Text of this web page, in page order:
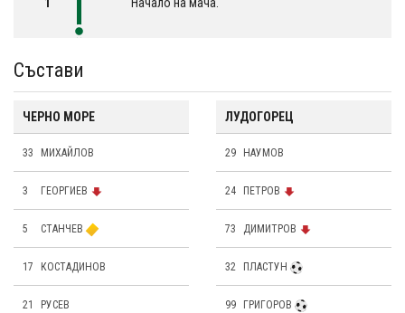
Състави
ЧЕРНО МОРЕ
33 МИХАЙЛОВ
3 ГЕОРГИЕВ
5 СТАНЧЕВ
17 КОСТАДИНОВ
21 РУСЕВ
ЛУДОГОРЕЦ
29 НАУМОВ
24 ПЕТРОВ
73 ДИМИТРОВ
32 ПЛАСТУН
99 ГРИГОРОВ